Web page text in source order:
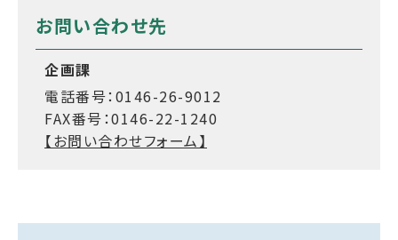
お問い合わせ先
企画課
電話番号：0146-26-9012
FAX番号：0146-22-1240
【お問い合わせフォーム】